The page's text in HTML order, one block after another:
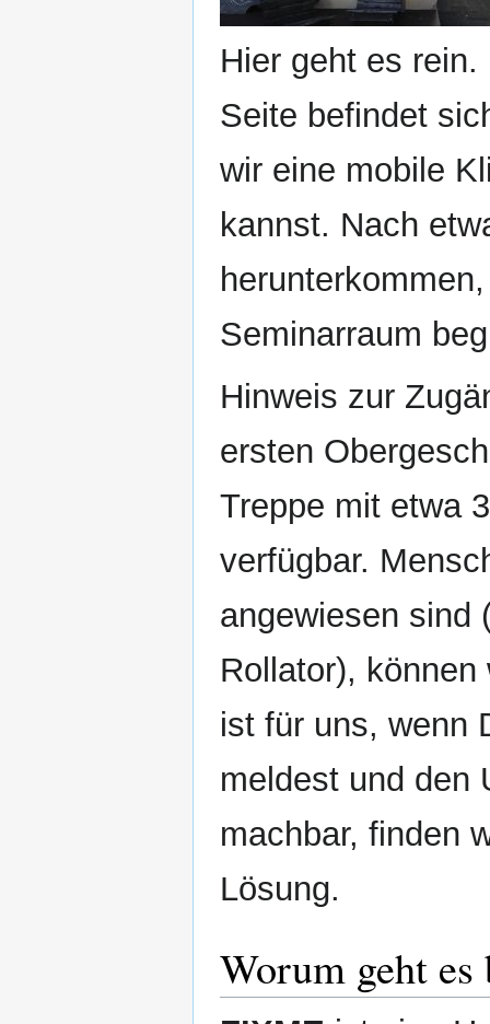
Hier geht es
Seite befindet
wir eine mobile
kannst. Nach
Seminarraum
Hinweis zur
ersten
Treppe mit etwa
verfügbar.
angewiesen sind
Rollator),
ist für uns, wenn
meldest und den
machbar, finden
Lösung.
Worum geht